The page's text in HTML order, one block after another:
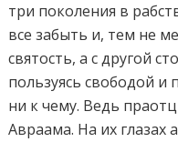
три поколения в
все забыть и, тем не
святость, а с другой
пользуясь свободой
ни к чему. Ведь
Авраама. На их глазах